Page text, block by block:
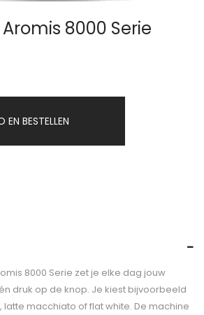
8000 Serie
EN BESTELLEN
8000 Serie zet je elke dag jouw
druk op de knop. Je kiest bijvoorbeeld
macchiato of flat white. De machine